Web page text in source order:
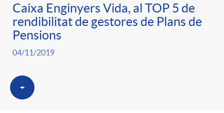
Caixa Enginyers Vida, al TOP 5 de
rendibilitat de gestores de Plans de
Pensions
04/11/2019
+